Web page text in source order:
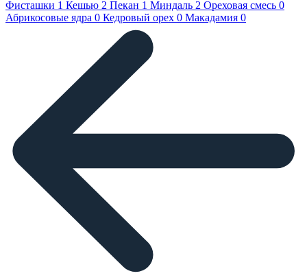
Фисташки 1 Кешью 2 Пекан 1 Миндаль 2 Ореховая смесь 0
Абрикосовые ядра 0 Кедровый орех 0 Макадамия 0